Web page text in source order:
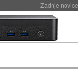
Zadnje novice